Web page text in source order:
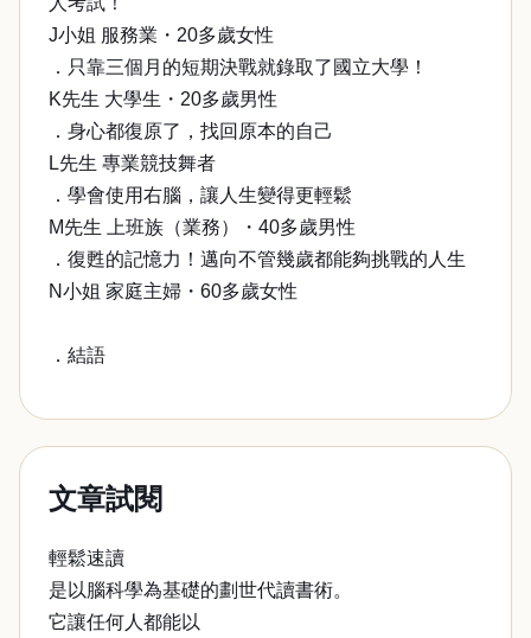
J小姐 服務業・20多歲女性
．只靠三個月的短期決戰就錄取了國立大學！
K先生 大學生・20多歲男性
．身心都復原了，找回原本的自己
L先生 專業競技舞者
．學會使用右腦，讓人生變得更輕鬆
M先生 上班族（業務）・40多歲男性
．復甦的記憶力！邁向不管幾歲都能夠挑戰的人生
N小姐 家庭主婦・60多歲女性
．結語
文章試閱
輕鬆速讀
是以腦科學為基礎的劃世代讀書術。
它讓任何人都能以